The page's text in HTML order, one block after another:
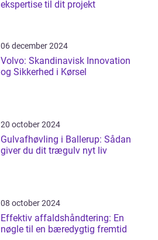
ekspertise til dit projekt
06 december 2024
Volvo: Skandinavisk Innovation
og Sikkerhed i Kørsel
20 october 2024
Gulvafhøvling i Ballerup: Sådan
giver du dit trægulv nyt liv
08 october 2024
Effektiv affaldshåndtering: En
nøgle til en bæredygtig fremtid